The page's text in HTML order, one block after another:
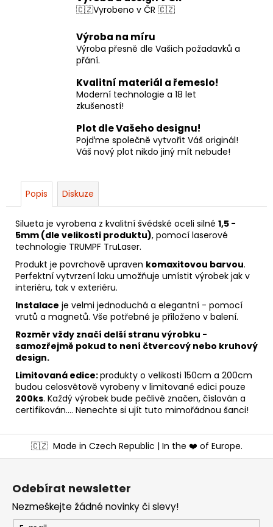
🇨🇿Vyrobeno v ČR 🇨🇿
Výroba na míru
Výroba přesně dle Vašich požadavků a
přání.
Kvalitní materiál a řemeslo!
Moderní technologie a 18 let
zkušeností!
Plot dle Vašeho designu!
Pojďme společně vytvořit Váš originál!
Váš nový plot nikdo jiný mít nebude!
Popis Diskuze
Silueta je vyrobena z kvalitní švédské oceli silné 1,5 -
5mm (dle velikosti produktu), pomocí laserové
technologie TRUMPF TruLaser.
Produkt je povrchově upraven komaxitovou barvou.
Perfektní vytvrzení laku umožňuje umístit výrobek jak v
interiéru, tak v exteriéru.
Instalace je velmi jednoduchá a elegantní - pomocí
vrutů a magnetů. Vše potřebné je přiloženo v balení.
Rozměr vždy značí delší stranu výrobku -
samozřejmě pokud to není čtvercový nebo kruhový
design.
Limitovaná edice:produkty o velikosti 150cm a 200cm
budou celosvětově vyrobeny v limitované edici pouze
200ks. Každý výrobek bude pečlivě značen, číslován a
certifikován.... Nenechte si ujít tuto mimořádnou šanci!
á
🇨🇿 Made in Czech Republic | In the ❤️ of Europe.
Odebírat newsletter
Nezmeškejte žádné novinky či slevy!